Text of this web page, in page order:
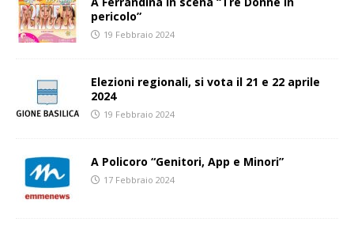
pericolo”
19 Febbraio 2024
Elezioni regionali, si vota il 21 e 22 aprile
2024
19 Febbraio 2024
A Policoro “Genitori, App e Minori”
17 Febbraio 2024